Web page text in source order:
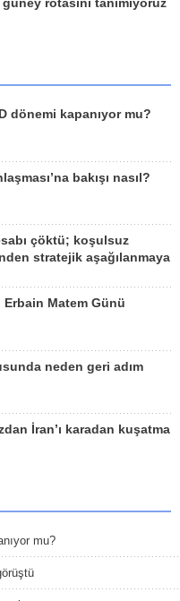
rotasını tanımıyoruz
dönemi kapanıyor mu?
bakışı nasıl?
çöktü; koşulsuz
stratejik aşağılanmaya
Erbain Matem Günü
neden geri adım
İran’ı karadan kuşatma
mu?